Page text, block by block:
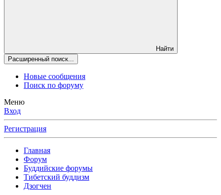
Найти
Расширенный поиск...
Новые сообщения
Поиск по форуму
Меню
Вход
Регистрация
Главная
Форум
Буддийские форумы
Тибетский буддизм
Дзогчен